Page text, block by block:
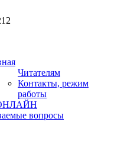
Читателям
Контакты, режим
работы
ОНЛАЙН
вопросы